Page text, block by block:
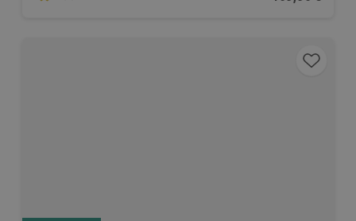
4 von 5 Sternen basierend auf 1 Bewertungen